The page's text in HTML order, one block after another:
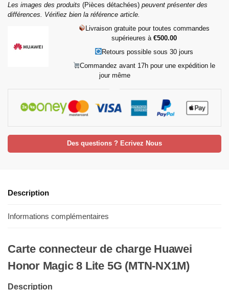
Les images des produits (Pièces détachées) peuvent présenter des
différences. Vérifiez bien la référence article.
Livraison gratuite pour toutes commandes
supérieures à €500.00
Retours possible sous 30 jours
Commandez avant 17h pour une expédition le
jour même
Des questions ? Ecrivez Nous
Description
Informations complémentaires
Carte connecteur de charge Huawei
Honor Magic 8 Lite 5G (MTN-NX1M)
Description